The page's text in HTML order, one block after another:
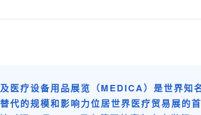
医疗设备用品展览（MEDICA）是世界知
代的规模和影响力位居世界医疗贸易展的